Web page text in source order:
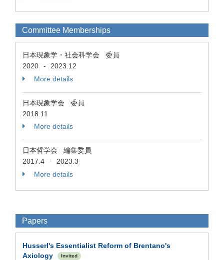
Committee Memberships
日本現象学・社会科学会 委員
2020
-
2023.12
More details
日本現象学会 委員
2018.11
More details
日本哲学会 編集委員
2017.4
-
2023.3
More details
Papers
Husserl's Essentialist Reform of Brentano's
Axiology
Invited